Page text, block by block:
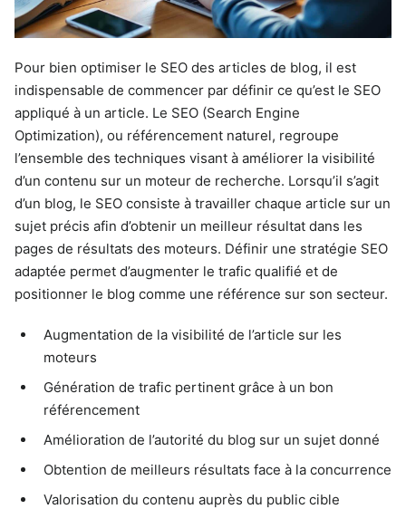
Pour bien optimiser le SEO des articles de blog, il est
indispensable de commencer par définir ce qu’est le SEO
appliqué à un article. Le SEO (Search Engine
Optimization), ou référencement naturel, regroupe
l’ensemble des techniques visant à améliorer la visibilité
d’un contenu sur un moteur de recherche. Lorsqu’il s’agit
d’un blog, le SEO consiste à travailler chaque article sur un
sujet précis afin d’obtenir un meilleur résultat dans les
pages de résultats des moteurs. Définir une stratégie SEO
adaptée permet d’augmenter le trafic qualifié et de
positionner le blog comme une référence sur son secteur.
Augmentation de la visibilité de l’article sur les
moteurs
Génération de trafic pertinent grâce à un bon
référencement
Amélioration de l’autorité du blog sur un sujet donné
Obtention de meilleurs résultats face à la concurrence
Valorisation du contenu auprès du public cible